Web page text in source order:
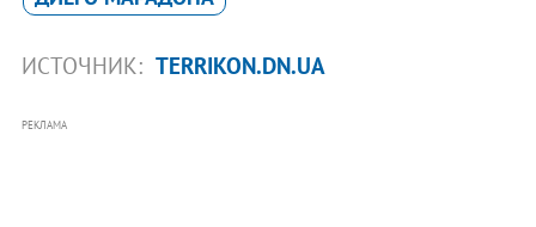
ИСТОЧНИК: TERRIKON.DN.UA
РЕКЛАМА